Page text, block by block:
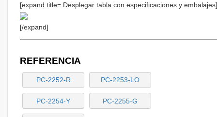
[expand title= Desplegar tabla con especificaciones y embalajes]
[/expand]
REFERENCIA
PC-2252-R PC-2253-LO
PC-2254-Y PC-2255-G